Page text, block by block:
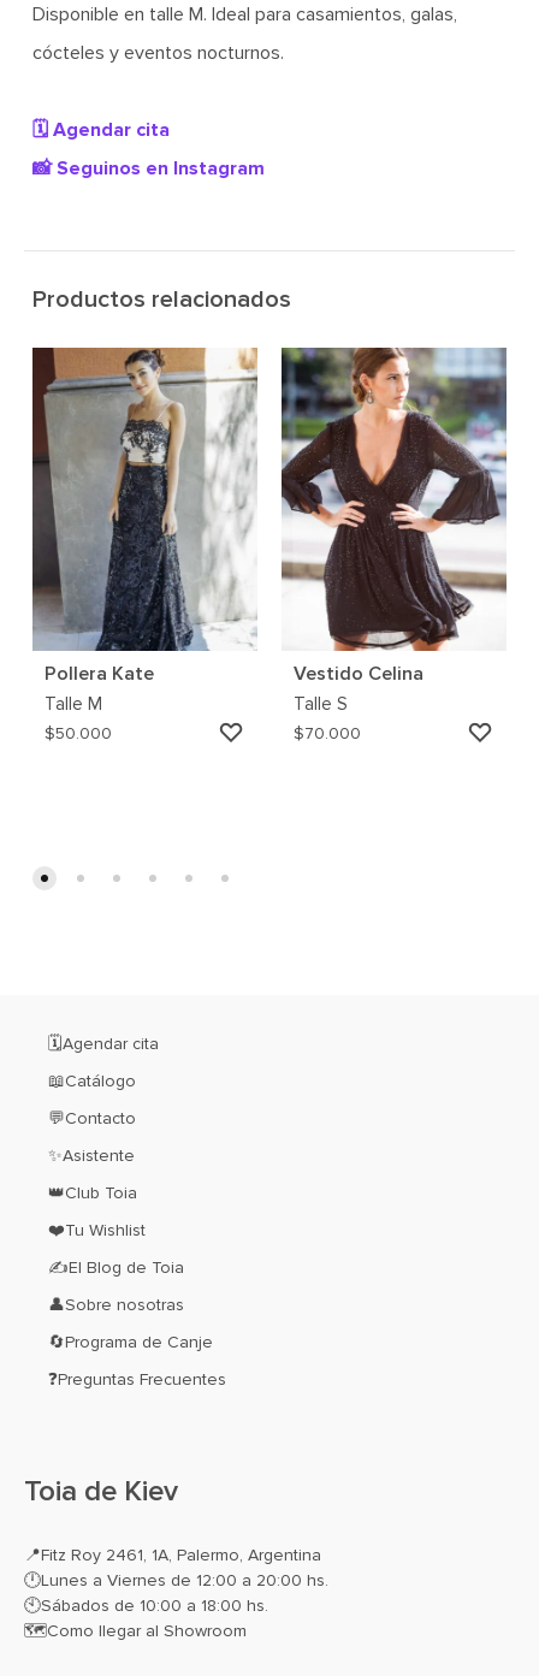
Disponible en talle M. Ideal para casamientos, galas,
cócteles y eventos nocturnos.
🗓️ Agendar cita
📸 Seguinos en Instagram
Productos relacionados
Pollera Kate
Talle M
$50.000
AGREGAR
Vestido Celina
Talle S
$70.000
🗓️Agendar cita
📖Catálogo
💬Contacto
✨Asistente
👑Club Toia
❤️Tu Wishlist
✍El Blog de Toia
👤Sobre nosotras
🔄Programa de Canje
❓Preguntas Frecuentes
Toia de Kiev
📍Fitz Roy 2461, 1A, Palermo, Argentina
🕛Lunes a Viernes de 12:00 a 20:00 hs.
🕙Sábados de 10:00 a 18:00 hs.
🗺️Como llegar al Showroom